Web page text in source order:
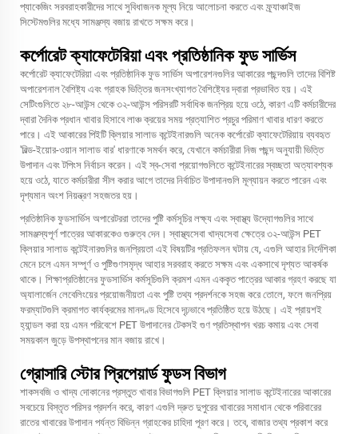
প্যাকেজিং সরবরাহকারীদের সাথে সুবিধাজনক মূল্য নিয়ে আলোচনা করতে এবং ফ্র্যাঞ্চাইজ
সিস্টেমগুলির মধ্যে সামঞ্জস্য বজায় রাখতে সক্ষম করে।
কর্পোরেট ক্যাফেটেরিয়া এবং প্রতিষ্ঠানিক ফুড সার্ভিস
কর্পোরেট ক্যাফেটেরিয়া এবং প্রতিষ্ঠানিক ফুড সার্ভিস অপারেশনগুলির আকারের পছন্দগুলি তাদের বিশিষ্ট
অপারেশনাল বৈশিষ্ট্য এবং গ্রাহক ভিত্তির জনসংখ্যাগত বৈশিষ্ট্যের দ্বারা প্রভাবিত হয়। এই
সেটিংগুলিতে ২৮-আউন্স থেকে ৩২-আউন্স পরিসরটি সর্বাধিক জনপ্রিয় হয়ে ওঠে, কারণ এটি কর্মচারীদের
দ্বারা দৈনিক প্রধান খাবার হিসাবে লাঞ্চ ক্রয়ের সময় প্রত্যাশিত প্রচুর পরিমাণ খাবার ধারণ করতে
পারে। এই আকারের পিইটি ক্লিয়ার সালাড কন্টেইনারগুলি অনেক কর্পোরেট ক্যাফেটেরিয়ায় ব্যবহৃত
'বিল্ড-ইয়োর-ওয়ান সালাড বার' ধারণাকে সমর্থন করে, যেখানে কর্মচারীরা নিজ পছন্দ অনুযায়ী ভিত্তি
উপাদান এবং টপিংস নির্বাচন করেন। এই স্ব-সেবা প্রয়োগগুলিতে কন্টেইনারের স্বচ্ছতা অত্যাবশ্যক
হয়ে ওঠে, যাতে কর্মচারীরা সীল করার আগে তাদের নির্বাচিত উপাদানগুলি মূল্যায়ন করতে পারেন এবং
দৃশ্যমান অংশ নিয়ন্ত্রণ সহজতর হয়।
প্রতিষ্ঠানিক ফুডসার্ভিস অপারেটররা তাদের পুষ্টি কর্মসূচির লক্ষ্য এবং স্বাস্থ্য উদ্যোগগুলির সাথে
সামঞ্জস্যপূর্ণ পাত্রের আকারকেও গুরুত্ব দেন। স্বাস্থ্যসেবা খাদ্যসেবা ক্ষেত্রে ৩২-আউন্স PET
ক্লিয়ার সালাড কন্টেইনারগুলির জনপ্রিয়তা এই বিষয়টির প্রতিফলন ঘটায় যে, এগুলি আহার নির্দেশিকা
মেনে চলে এমন সম্পূর্ণ ও পুষ্টিগুণসমৃদ্ধ আহার সরবরাহ করতে সক্ষম এবং একসাথে দৃশ্যত আকর্ষক
থাকে। শিক্ষাপ্রতিষ্ঠানের ফুডসার্ভিস কর্মসূচিগুলি ক্রমশ এমন এককৃত পাত্রের আকার গ্রহণ করছে যা
অ্যালার্জেন লেবেলিংয়ের প্রয়োজনীয়তা এবং পুষ্টি তথ্য প্রদর্শনকে সহজ করে তোলে, ফলে জনপ্রিয়
ফরম্যাটগুলি ক্রমাগত কার্যক্রমের মানদণ্ড হিসেবে দৃঢ়ভাবে প্রতিষ্ঠিত হয়ে উঠছে। এই প্রায়শই
হ্যান্ডল করা হয় এমন পরিবেশে PET উপাদানের টেকসই গুণ প্রতিস্থাপন খরচ কমায় এবং সেবা
সময়কাল জুড়ে উপস্থাপনের মান বজায় রাখে।
গ্রোসারি স্টোর প্রিপেয়ার্ড ফুডস বিভাগ
শাকসবজি ও খাদ্য দোকানের প্রস্তুত খাবার বিভাগগুলি PET ক্লিয়ার সালাড কন্টেইনারের আকারের
সবচেয়ে বিস্তৃত পরিসর প্রদর্শন করে, কারণ এগুলি দ্রুত দুপুরের খাবারের সমাধান থেকে পরিবারের
রাতের খাবারের উপাদান পর্যন্ত বিভিন্ন গ্রাহকের চাহিদা পূরণ করে। তবে, বাজার তথ্য প্রকাশ করে